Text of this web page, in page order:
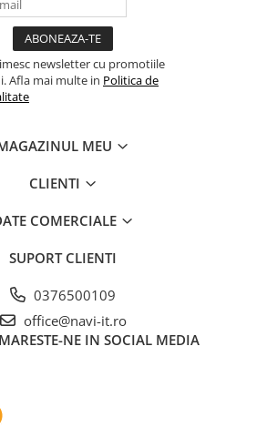
newsletter cu promotiile
Afla mai multe in Politica de
MEU
CLIENTI
COMERCIALE
SUPORT CLIENTI
0376500109
office@navi-it.ro
NE IN SOCIAL MEDIA